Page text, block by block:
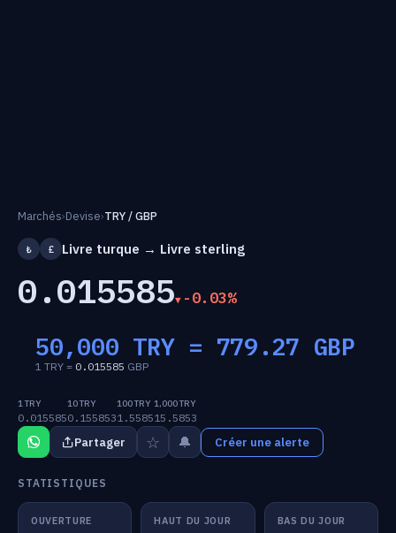
Marchés›Devise›TRY / GBP
₺ £ Livre turque → Livre sterling
0.015585 -0.03%
50,000 TRY = 779.27 GBP
1 TRY = 0.015585 GBP
1 TRY
0.015585
10 TRY
0.155853
100 TRY
1.5585
1,000 TRY
15.5853
Partager ☆ 🔔 Créer une alerte
STATISTIQUES
OUVERTURE HAUT DU JOUR BAS DU JOUR